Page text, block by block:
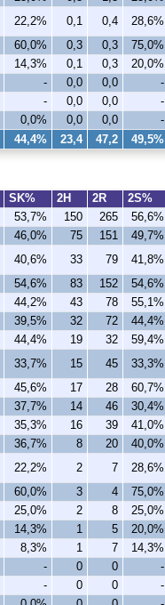
SK% 2H 2R 2S%
53,7% 150 265 56,6%
46,0% 75 151 49,7%
40,6% 33 79 41,8%
54,6% 83 152 54,6%
44,2% 43 78 55,1%
39,5% 32 72 44,4%
44,4% 19 32 59,4%
33,7% 15 45 33,3%
45,6% 17 28 60,7%
37,7% 14 46 30,4%
35,3% 16 39 41,0%
36,7% 8 20 40,0%
22,2% 2 7 28,6%
60,0% 3 4 75,0%
25,0% 2 8 25,0%
14,3% 1 5 20,0%
8,3% 1 7 14,3%
- 0 0 -
- 0 0 -
22,2% 0,1 0,4 28,6%
60,0% 0,3 0,3 75,0%
14,3% 0,1 0,3 20,0%
- 0,0 0,0 -
- 0,0 0,0 -
0,0% 0,0 0,0 -
44,4% 23,4 47,2 49,5%